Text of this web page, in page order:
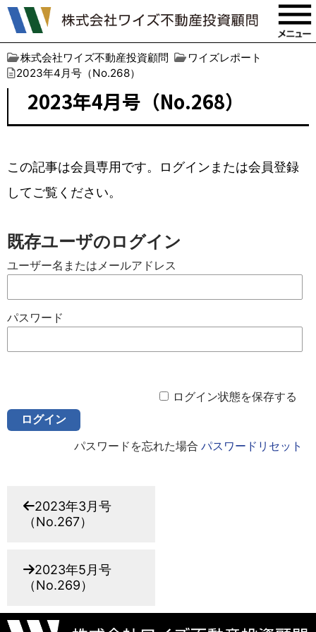
株式会社ワイズ不動産投資顧問
ワイズレポート
2023年4月号（No.268）
2023年4月号（No.268）
この記事は会員専用です。ログインまたは会員登録
してご覧ください。
既存ユーザのログイン
ユーザー名またはメールアドレス
パスワード
ログイン状態を保存する
パスワードを忘れた場合パスワードリセット
2023年3月号
（No.267）
2023年5月号
（No.269）